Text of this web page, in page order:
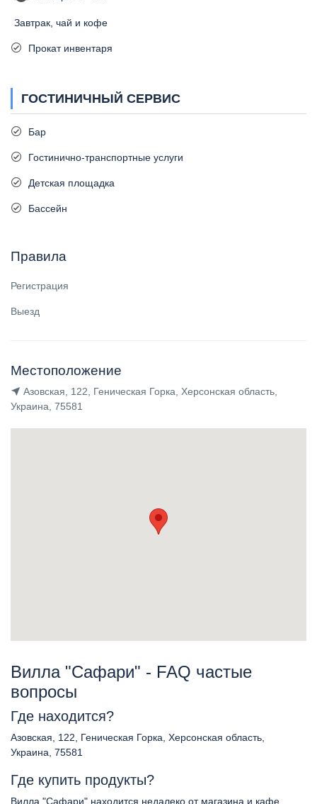
Завтрак, чай и кофе
Прокат инвентаря
ГОСТИНИЧНЫЙ СЕРВИС
Бар
Гостинично-транспортные услуги
Детская площадка
Бассейн
Правила
Регистрация
Выезд
Местоположение
Азовская, 122, Геническая Горка, Херсонская область,
Украина, 75581
Вилла "Сафари" - FAQ частые
вопросы
Где находится?
Азовская, 122, Геническая Горка, Херсонская область,
Украина, 75581
Где купить продукты?
Вилла "Сафари" находится недалеко от магазина и кафе